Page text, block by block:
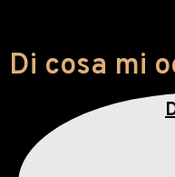
Di cosa mi